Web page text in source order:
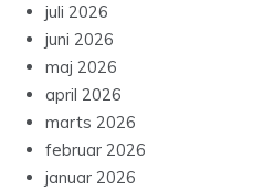
juli 2026
juni 2026
maj 2026
april 2026
marts 2026
februar 2026
januar 2026